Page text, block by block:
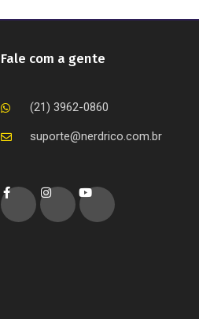
Fale com a gente
(21) 3962-0860
suporte@nerdrico.com.br